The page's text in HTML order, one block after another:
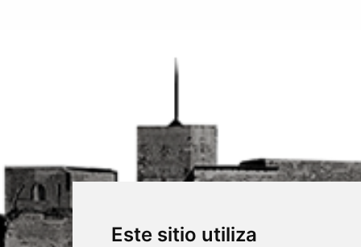
Este sitio utiliza